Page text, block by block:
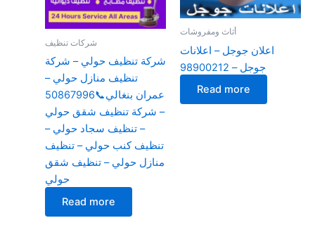
شركات تنظيف
شركة تنظيف حولي – شركة
تنظيف منازل حولي –
عمران بنغالي📞50867996
– شركة تنظيف شقق حولي
– تنظيف سجاد حولي –
تنظيف كنب حولي – تنظيف
منازل حولي – تنظيف شقق
حولي
Read more
أثاث ومفروشات
اعلان جوجل – اعلانات
جوجل – 98900212
Read more